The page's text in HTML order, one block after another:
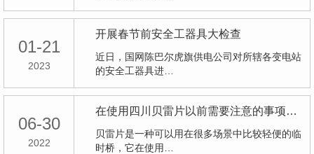
01-21
2023
开展春节前安全工器具大检查
近日，国网陈巴尔虎旗供电公司对所辖各变电站
的安全工器具进…
06-30
2022
在使用四川贝雷片以前需要注意的事项有这几点
贝雷片是一种可以用在很多场景中比较轻便的临
时桥，它在使用…